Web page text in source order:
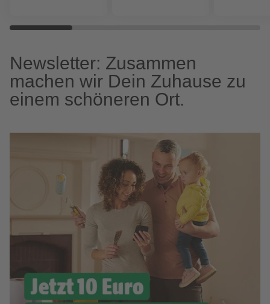
Newsletter: Zusammen
machen wir Dein Zuhause zu
einem schöneren Ort.